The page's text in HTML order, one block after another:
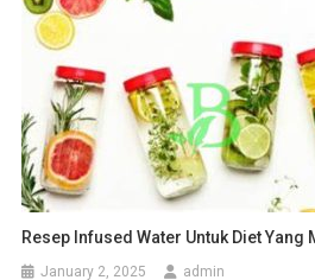
Resep Infused Water Untuk Diet Yang
January 2, 2025 admin